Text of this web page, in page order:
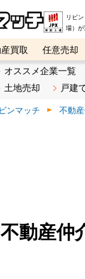
リビ
場）
買取 任意売却
ト不動産カンパニ
オススメ企業一覧
土地売却 戸建
ンマッチ 不動
動産仲